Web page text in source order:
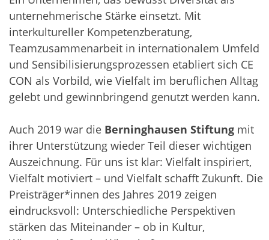
unternehmerische Stärke einsetzt. Mit
interkultureller Kompetenzberatung,
Teamzusammenarbeit in internationalem Umfeld
und Sensibilisierungsprozessen etabliert sich CE
CON als Vorbild, wie Vielfalt im beruflichen Alltag
gelebt und gewinnbringend genutzt werden kann.
Auch 2019 war die Berninghausen Stiftung mit
ihrer Unterstützung wieder Teil dieser wichtigen
Auszeichnung. Für uns ist klar: Vielfalt inspiriert,
Vielfalt motiviert – und Vielfalt schafft Zukunft. Die
Preisträger*innen des Jahres 2019 zeigen
eindrucksvoll: Unterschiedliche Perspektiven
stärken das Miteinander – ob in Kultur,